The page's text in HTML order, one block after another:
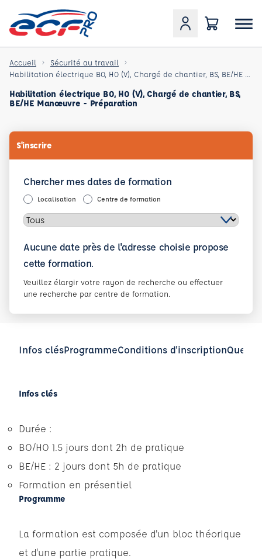
Accueil
Sécurité au travail
Habilitation électrique B0, H0 (V), Chargé de chantier, BS,
BE/HE Manœuvre - Préparation
S'inscrire
Chercher mes dates de formation
Localisation Centre de formation
Aucune date près de l'adresse choisie propose
cette formation.
Veuillez élargir votre rayon de recherche ou effectuer
une recherche par centre de formation.
Infos clésProgrammeConditions d'inscription
Infos clés
Durée :
BO/HO 1.5 jours dont 2h de pratique
BE/HE : 2 jours dont 5h de pratique
Formation en présentiel
Programme
La formation est composée d'un bloc théorique
et d'une partie pratique.